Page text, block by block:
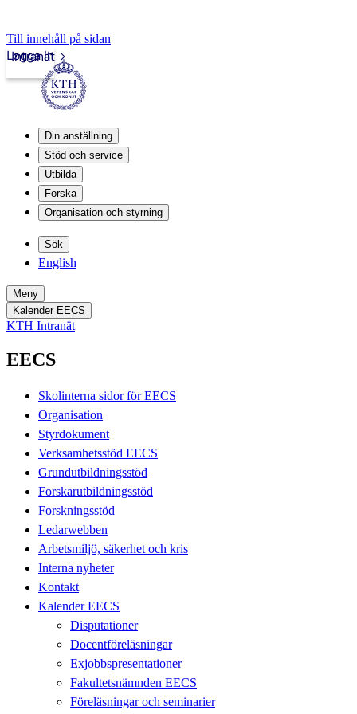
Till innehåll på sidan
Intranät
Logga in
Din anställning
Stöd och service
Utbilda
Forska
Organisation och styrning
Sök
English
Meny
Kalender EECS
KTH Intranät
EECS
Skolinterna sidor för EECS
Organisation
Styrdokument
Verksamhetsstöd EECS
Grundutbildningsstöd
Forskarutbildningsstöd
Forskningsstöd
Ledarwebben
Arbetsmiljö, säkerhet och kris
Interna nyheter
Kontakt
Kalender EECS
Disputationer
Docentföreläsningar
Exjobbspresentationer
Fakultetsnämnden EECS
Föreläsningar och seminarier